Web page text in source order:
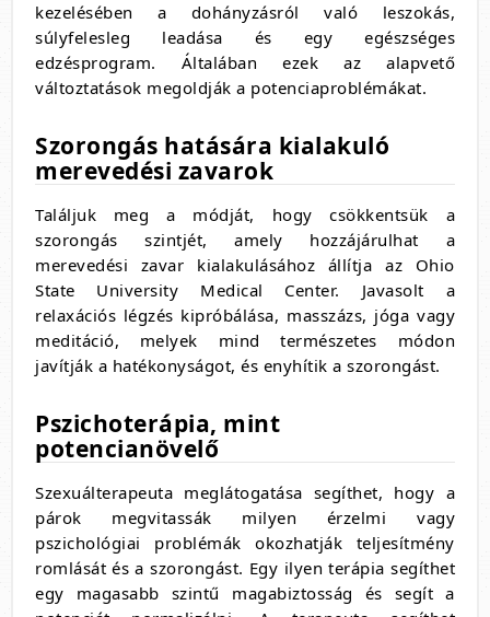
kezelésében a dohányzásról való leszokás,
súlyfelesleg leadása és egy egészséges
edzésprogram. Általában ezek az alapvető
változtatások megoldják a potenciaproblémákat.
Szorongás hatására kialakuló
merevedési zavarok
Találjuk meg a módját, hogy csökkentsük a
szorongás szintjét, amely hozzájárulhat a
merevedési zavar kialakulásához állítja az Ohio
State University Medical Center. Javasolt a
relaxációs légzés kipróbálása, masszázs, jóga vagy
meditáció, melyek mind természetes módon
javítják a hatékonyságot, és enyhítik a szorongást.
Pszichoterápia, mint
potencianövelő
Szexuálterapeuta meglátogatása segíthet, hogy a
párok megvitassák milyen érzelmi vagy
pszichológiai problémák okozhatják teljesítmény
romlását és a szorongást. Egy ilyen terápia segíthet
egy magasabb szintű magabiztosság és segít a